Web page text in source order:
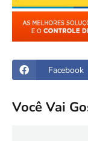
Facebook
Você Vai